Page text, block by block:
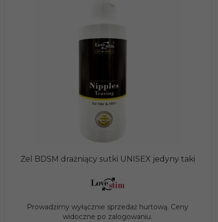
Żel BDSM drażniący sutki UNISEX jedyny taki
Prowadzimy wyłącznie sprzedaż hurtową. Ceny
widoczne po zalogowaniu.